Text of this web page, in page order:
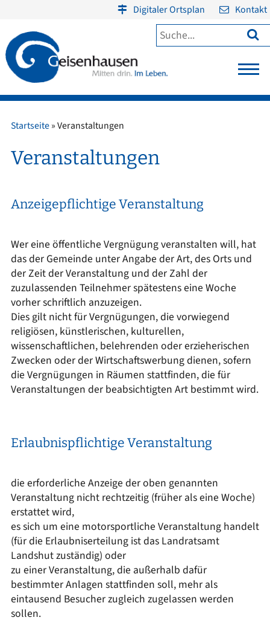
Digitaler Ortsplan Kontakt

Startseite»Veranstaltungen
Veranstaltungen
Anzeigepflichtige Veranstaltung
Wer eine öffentliche Vergnügung veranstalten will, hat
das der Gemeinde unter Angabe der Art, des Orts und
der Zeit der Veranstaltung und der Zahl der
zuzulassenden Teilnehmer spätestens eine Woche
vorher schriftlich anzuzeigen.
Dies gilt nicht für Vergnügungen, die vorwiegend
religiösen, künstlerischen, kulturellen,
wissenschaftlichen, belehrenden oder erzieherischen
Zwecken oder der Wirtschaftswerbung dienen, sofern
die Vergnügungen in Räumen stattfinden, die für
Veranstaltungen der beabsichtigten Art bestimmt wird.
Erlaubnispflichtige Veranstaltung
die erforderliche Anzeige der oben genannten
Veranstaltung nicht rechtzeitig (früher als eine Woche)
erstattet wird,
es sich um eine motorsportliche Veranstaltung handelt
(für die Erlaubniserteilung ist das Landratsamt
Landshut zuständig) oder
zu einer Veranstaltung, die außerhalb dafür
bestimmter Anlagen stattfinden soll, mehr als
eintausend Besucher zugleich zugelassen werden
sollen.